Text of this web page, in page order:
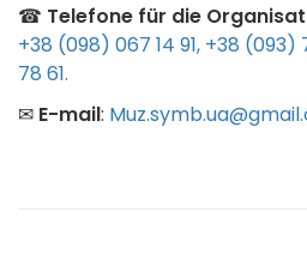
☎ Telefone für die
+38 (098) 067 14 91, +38 (093)
78 61.
✉ E-mail: